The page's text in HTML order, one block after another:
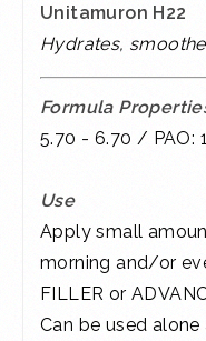
Unitamuron H22
Hydrates,
Formula
5.70 - 6.70 / PAO:
Use
Apply small
morning and/or
FILLER or
Can be used